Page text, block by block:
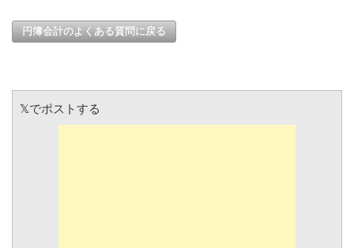
円簿会計のよくある質問に戻る
𝕏でポストする